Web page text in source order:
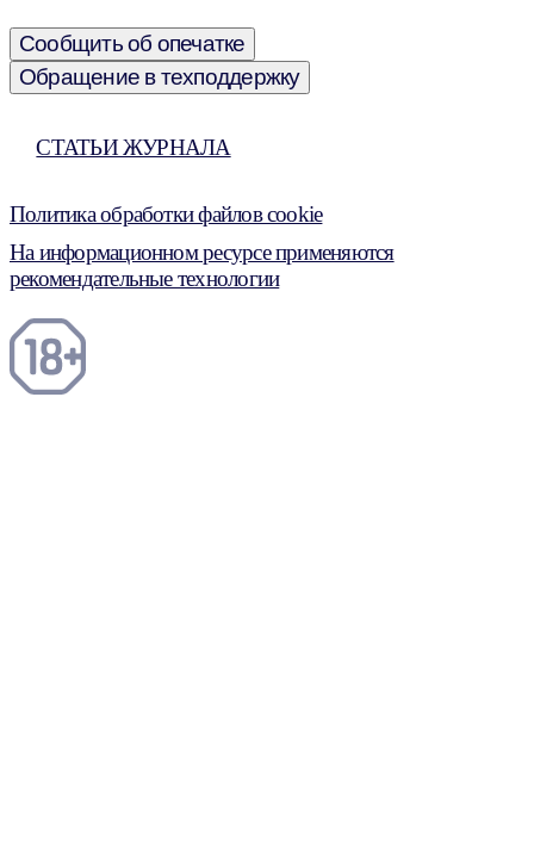
Сообщить об опечатке
Обращение в техподдержку
СТАТЬИ ЖУРНАЛА
Политика обработки файлов cookie
На информационном ресурсе применяются
рекомендательные технологии